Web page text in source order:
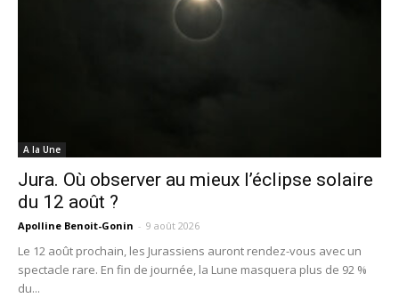
A la Une
Jura. Où observer au mieux l’éclipse solaire
du 12 août ?
Apolline Benoit-Gonin - 9 août 2026
Le 12 août prochain, les Jurassiens auront rendez-vous avec un
spectacle rare. En fin de journée, la Lune masquera plus de 92 %
du...